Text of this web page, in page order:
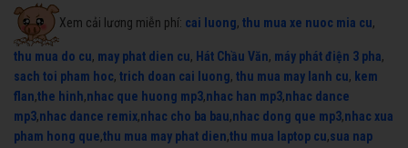
Xem cải lương miễn phí: cai luong, thu mua xe nuoc mia cu,
thu mua do cu, may phat dien cu, Hát Chầu Văn, máy phát điện 3 pha,
sach toi pham hoc, trich doan cai luong, thu mua may lanh cu, kem
flan,the hinh,nhac que huong mp3,nhac han mp3,nhac dance
mp3,nhac dance remix,nhac cho ba bau,nhac dong que mp3,nhac xua
pham hong que,thu mua may phat dien,thu mua laptop cu,sua nap